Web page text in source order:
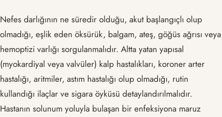
Nefes darlığının ne süredir olduğu, akut başlangıçlı olup
olmadığı, eşlik eden öksürük, balgam, ateş, göğüs ağrısı veya
hemoptizi varlığı sorgulanmalıdır. Altta yatan yapısal
(myokardiyal veya valvüler) kalp hastalıkları, koroner arter
hastalığı, aritmiler, astım hastalığı olup olmadığı, rutin
kullandığı ilaçlar ve sigara öyküsü detaylandırılmalıdır.
Hastanın solunum yoluyla bulaşan bir enfeksiyona maruz